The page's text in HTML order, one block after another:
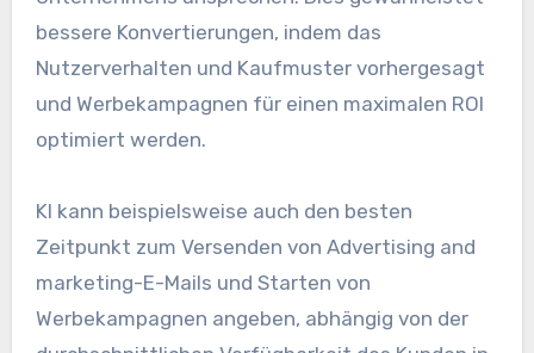
bessere Konvertierungen, indem das
Nutzerverhalten und Kaufmuster vorhergesagt
und Werbekampagnen für einen maximalen ROI
optimiert werden.
KI kann beispielsweise auch den besten
Zeitpunkt zum Versenden von Advertising and
marketing-E-Mails und Starten von
Werbekampagnen angeben, abhängig von der